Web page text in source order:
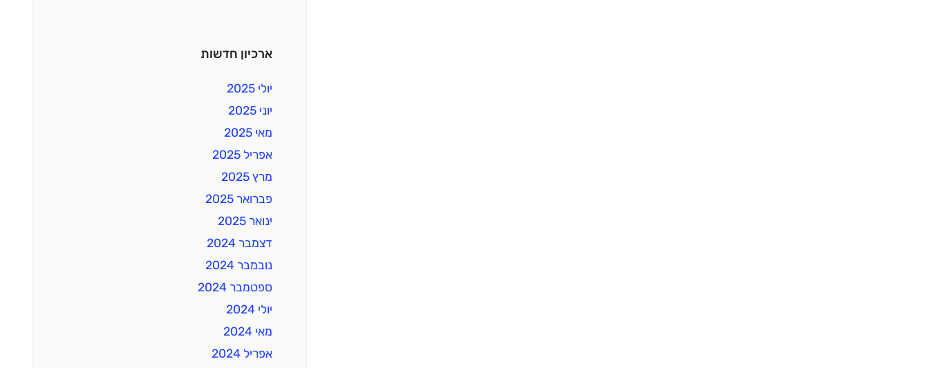
ארכיון חדשות
יולי 2025
יוני 2025
מאי 2025
אפריל 2025
מרץ 2025
פברואר 2025
ינואר 2025
דצמבר 2024
נובמבר 2024
ספטמבר 2024
יולי 2024
מאי 2024
אפריל 2024